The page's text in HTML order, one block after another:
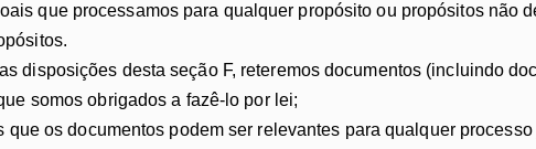
que processamos para qualquer propósito ou propósitos não
disposições desta seção F, reteremos documentos (incluindo
somos obrigados a fazê-lo por lei;
que os documentos podem ser relevantes para qualquer